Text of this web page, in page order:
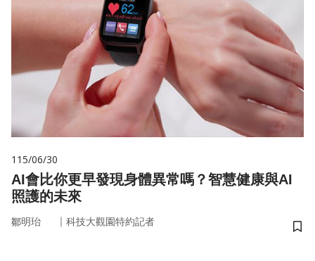
115/06/30
AI會比你更早發現身體異常嗎？智慧健康與AI
照護的未來
鄒明珆 ｜ 科技大觀園特約記者
儲